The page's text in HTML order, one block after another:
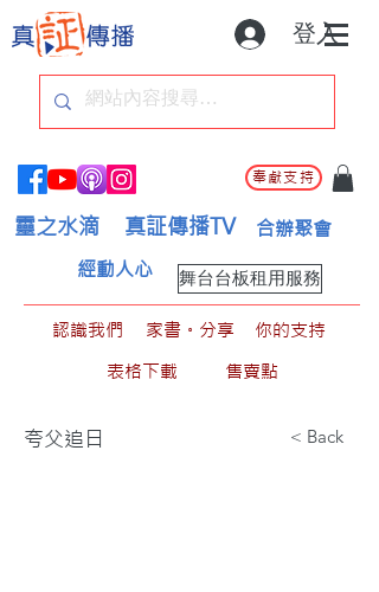
登入
奉獻支持
靈之水滴 真証傳播TV 合辦聚會
舞台台板租用服務
經動人心
認識我們 家書。分享
你的支持
表格下載
售賣點
夸父追日 < Back